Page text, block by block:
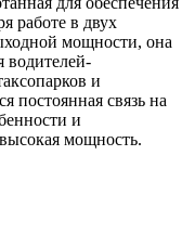
работе в двух
мощности, она
водителей-
и
постоянная связь на
и
мощность.